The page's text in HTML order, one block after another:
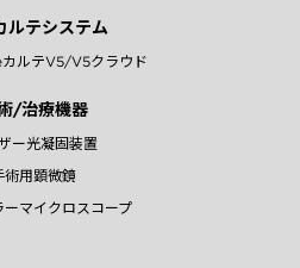
ルテシステム
ルテV5/V5クラウド
/治療機器
ー光凝固装置
術用顕微鏡
ーマイクロスコープ